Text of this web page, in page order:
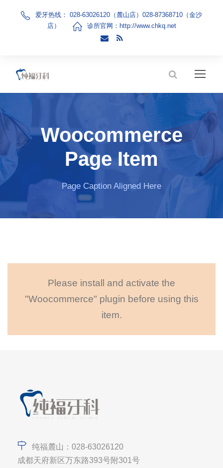
爱牙热线： 028-63026120（麓山店）028-87368710（金沙
店）
诊所官网： http://www.chkq.net
Woocommerce
Page Item
Page Caption Aligned Here
Please install and activate the
"Woocommerce" plugin before using this
item.
纯福麓山：028-63026120
成都天府新区万东路393号附301号